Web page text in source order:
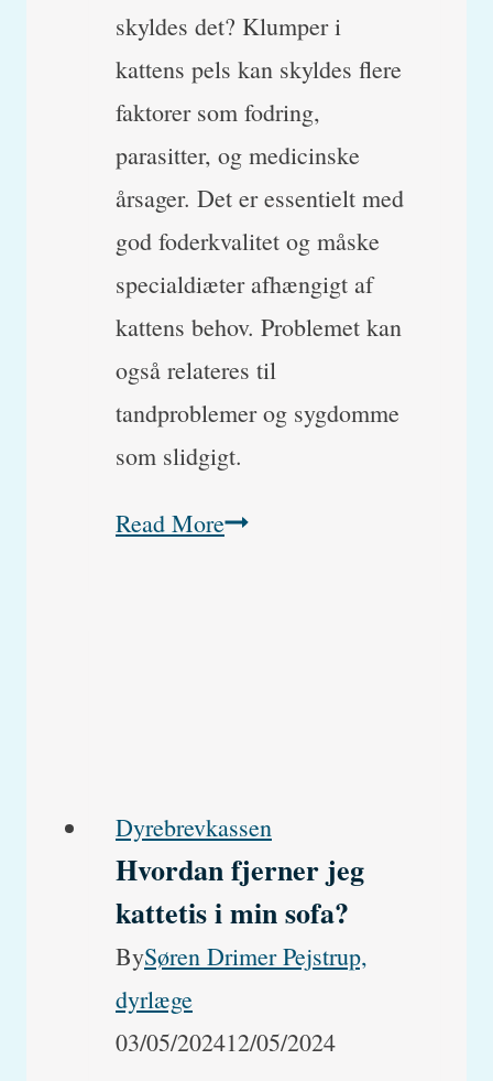
skyldes det? Klumper i
kattens pels kan skyldes flere
faktorer som fodring,
parasitter, og medicinske
årsager. Det er essentielt med
god foderkvalitet og måske
specialdiæter afhængigt af
kattens behov. Problemet kan
også relateres til
tandproblemer og sygdomme
som slidgigt.
Read MoreHvorfor
pelsen?
Dyrebrevkassen
Hvordan fjerner jeg
kattetis i min sofa?
BySøren Drimer Pejstrup,
dyrlæge
03/05/202412/05/2024